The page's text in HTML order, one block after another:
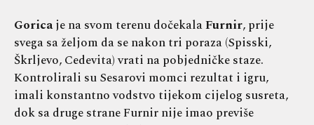
Goricaje na svom terenu dočekalaFurnir, prije
svega sa željom da se nakon tri poraza (Spisski,
Škrljevo, Cedevita) vrati na pobjedničke staze.
Kontrolirali su Sesarovi momci rezultat i igru,
imali konstantno vodstvo tijekom cijelog susreta,
dok sa druge strane Furnir nije imao previše